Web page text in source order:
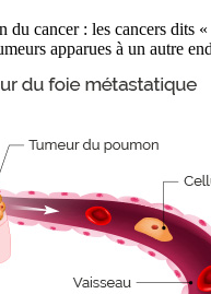
du cancer : les cancers dits
apparues à un autre